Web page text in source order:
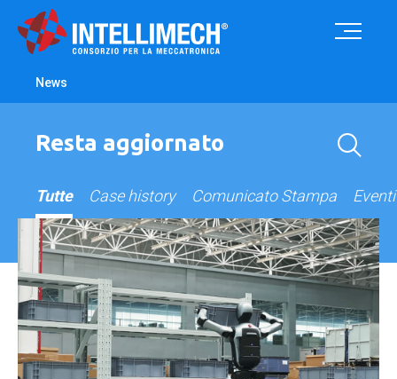
News
Resta aggiornato
Tutte Case history Comunicato Stampa Eventi